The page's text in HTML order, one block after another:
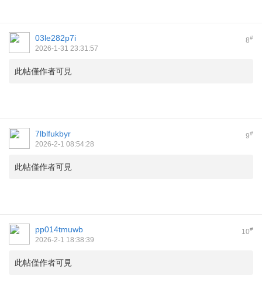
8#
03le282p7i
2026-1-31 23:31:57
此帖僅作者可見
9#
7lblfukbyr
2026-2-1 08:54:28
此帖僅作者可見
10#
pp014tmuwb
2026-2-1 18:38:39
此帖僅作者可見